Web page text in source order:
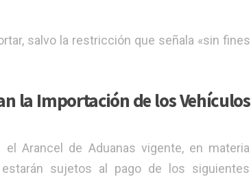
salvo la restricción que señala «sin fines
la Importación de los Vehículos
Arancel de Aduanas vigente, en materia
sujetos al pago de los siguientes